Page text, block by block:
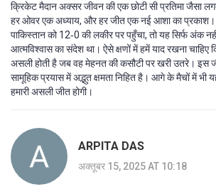
क्रिकेट मैदान अक्सर जीवन की एक छोटी सी प्रतिमा जैसा
हर ओवर एक अध्याय, और हर जीत एक नई आशा का प्रकाश।
पाकिस्तान को 12‑0 की लकीर पर पहुँचा, तो यह सिर्फ अंक
आत्मविश्वास का संदेश था। ऐसे क्षणों में हमें याद रखना चाहिए
असली होती है जब वह मेहनत की कसौटी पर खरी उतरे। इस
सामूहिक प्रयास में अद्भुत क्षमता निहित है। आगे के मैचों में भी
हमारी असली जीत होगी।
ARPITA DAS
अक्तूबर 15, 2025 AT 10:18